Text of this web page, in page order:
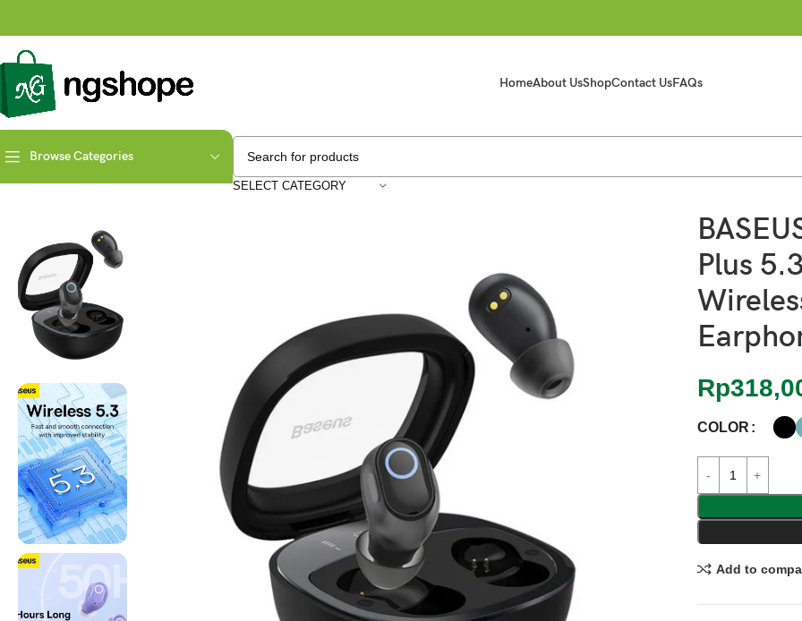
HomeAbout UsShopContact UsFAQs
Browse Categories
SELECT CATEGORY
BASEUS Bowie WM02+ Plus 5.3 TWS True Wireless Bluetooth Earphone HiFi KADO GMP
Plus
Rp
COLOR
Add to